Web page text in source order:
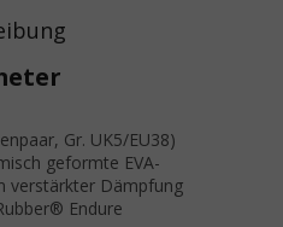
Gr. UK5/EU38)
geformte EVA-
verstärkter Dämpfung
Endure